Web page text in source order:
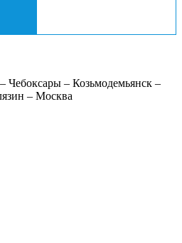
Чебоксары – Козьмодемьянск –
– Москва